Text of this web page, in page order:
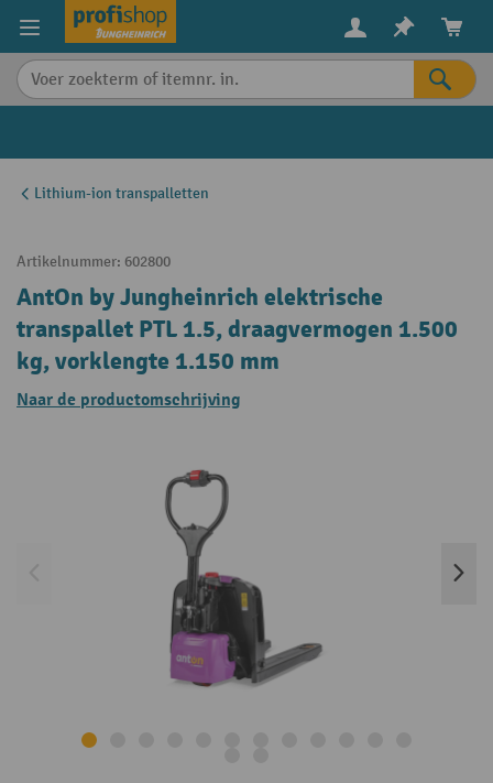
content
Lithium-ion transpalletten
Artikelnummer: 602800
AntOn by Jungheinrich elektrische
transpallet PTL 1.5, draagvermogen 1.500
kg, vorklengte 1.150 mm
Naar de productomschrijving